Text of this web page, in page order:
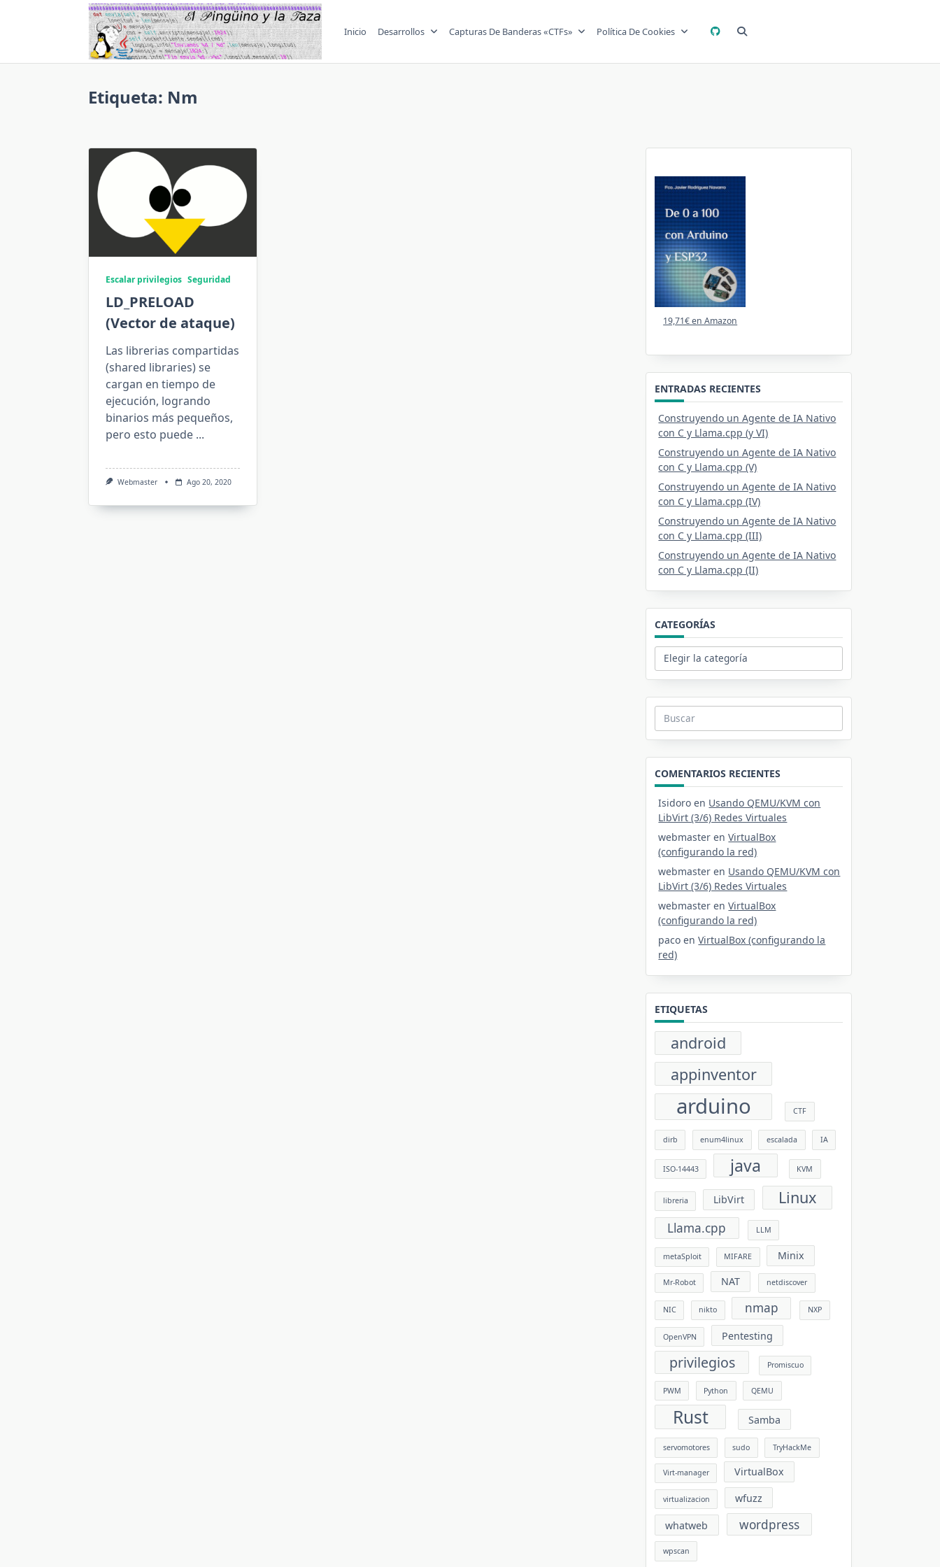
Inicio Desarrollos Capturas De Banderas «CTFs» Política De Cookies
Etiqueta: Nm
Escalar privilegios Seguridad
LD_PRELOAD
(Vector de ataque)
Las librerias compartidas
(shared libraries) se
cargan en tiempo de
ejecución, logrando
binarios más pequeños,
pero esto puede ...
Webmaster Ago 20, 2020
19,71€ en Amazon
ENTRADAS RECIENTES
Construyendo un Agente de IA Nativo
con C y Llama.cpp (y VI)
Construyendo un Agente de IA Nativo
con C y Llama.cpp (V)
Construyendo un Agente de IA Nativo
con C y Llama.cpp (IV)
Construyendo un Agente de IA Nativo
con C y Llama.cpp (III)
Construyendo un Agente de IA Nativo
con C y Llama.cpp (II)
CATEGORÍAS
Categorías
Buscar:
COMENTARIOS RECIENTES
Isidoro en Usando QEMU/KVM con
LibVirt (3/6) Redes Virtuales
webmaster enVirtualBox
(configurando la red)
webmaster en Usando QEMU/KVM con
LibVirt (3/6) Redes Virtuales
webmaster enVirtualBox
(configurando la red)
paco enVirtualBox (configurando la
red)
ETIQUETAS
android
appinventor
arduino CTF
dirb enum4linux escalada IA
ISO-14443 java KVM
libreria LibVirt Linux
Llama.cpp LLM
metaSploit MIFARE Minix
Mr-Robot NAT netdiscover
NIC nikto nmap NXP
OpenVPN Pentesting
privilegios Promiscuo
PWM Python QEMU
Rust Samba
servomotores sudo TryHackMe
Virt-manager VirtualBox
virtualizacion wfuzz
whatweb wordpress
wpscan